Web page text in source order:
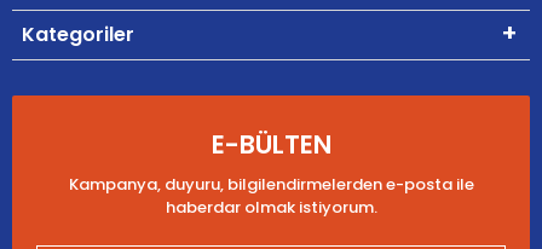
Kategoriler
E-BÜLTEN
Kampanya, duyuru, bilgilendirmelerden e-posta ile
haberdar olmak istiyorum.